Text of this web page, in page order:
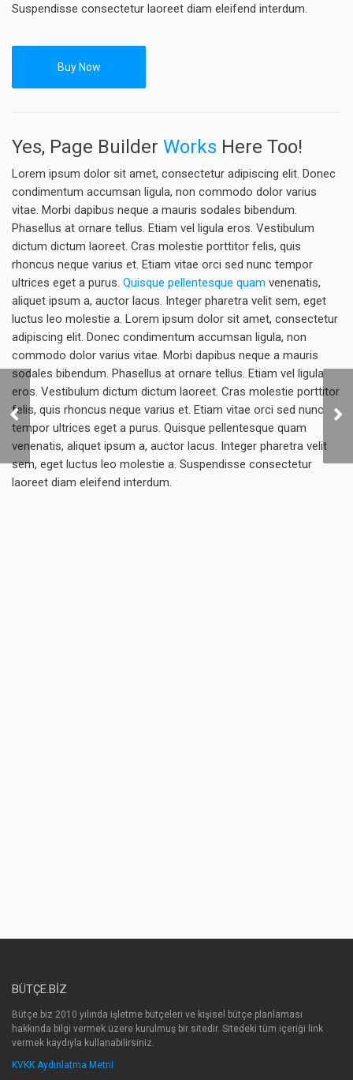
Suspendisse consectetur laoreet diam eleifend interdum.
Buy Now
Yes, Page Builder Works Here Too!
Lorem ipsum dolor sit amet, consectetur adipiscing elit. Donec
condimentum accumsan ligula, non commodo dolor varius
vitae. Morbi dapibus neque a mauris sodales bibendum.
Phasellus at ornare tellus. Etiam vel ligula eros. Vestibulum
dictum dictum laoreet. Cras molestie porttitor felis, quis
rhoncus neque varius et. Etiam vitae orci sed nunc tempor
ultrices eget a purus. Quisque pellentesque quam venenatis,
aliquet ipsum a, auctor lacus. Integer pharetra velit sem, eget
luctus leo molestie a. Lorem ipsum dolor sit amet, consectetur
adipiscing elit. Donec condimentum accumsan ligula, non
commodo dolor varius vitae. Morbi dapibus neque a mauris
sodales bibendum. Phasellus at ornare tellus. Etiam vel ligula
eros. Vestibulum dictum dictum laoreet. Cras molestie porttitor
felis, quis rhoncus neque varius et. Etiam vitae orci sed nunc
tempor ultrices eget a purus. Quisque pellentesque quam
venenatis, aliquet ipsum a, auctor lacus. Integer pharetra velit
sem, eget luctus leo molestie a. Suspendisse consectetur
laoreet diam eleifend interdum.
Jim & Susan’s Country
Mansion
BÜTÇE.BIZ
Bütçe.biz 2010 yılında işletme bütçeleri ve kişisel bütçe planlaması
hakkında bilgi vermek üzere kurulmuş bir sitedir. Sitedeki tüm içeriği link
vermek kaydıyla kullanabilirsiniz.
KVKK Aydınlatma Metni